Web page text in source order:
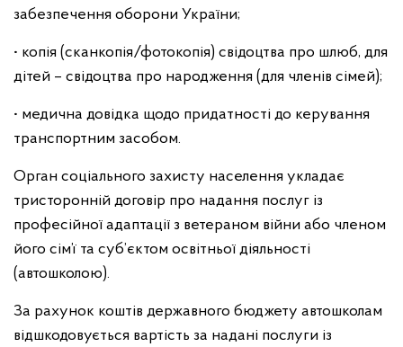
забезпечення оборони України;
• копія (сканкопія/фотокопія) свідоцтва про шлюб, для
дітей – свідоцтва про народження (для членів сімей);
• медична довідка щодо придатності до керування
транспортним засобом.
Орган соціального захисту населення укладає
тристоронній договір про надання послуг із
професійної адаптації з ветераном війни або членом
його сім’ї та суб’єктом освітньої діяльності
(автошколою).
За рахунок коштів державного бюджету автошколам
відшкодовується вартість за надані послуги із